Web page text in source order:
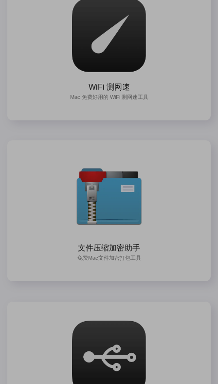
WiFi 测网速
Mac 免费好用的 WiFi 测网速工具
文件压缩加密助手
免费Mac文件加密打包工具